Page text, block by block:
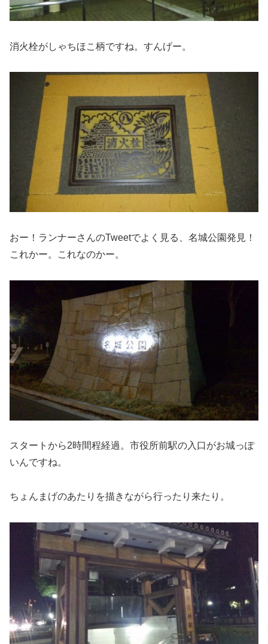
消火栓がしゃちほこ柄ですね。すんげー。
おー！ランナーさんのTweetでよく見る、名城公園発見！
これかー。これなのかー。
スタートから2時間程経過。市役所前駅の入口がお城っぽ
いんですね。
ちょんまげのあたりを描きながら行ったり来たり。